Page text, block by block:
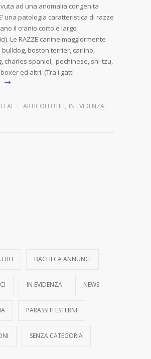
ad una anomalia congenita
una patologia caratteristica di razze
il cranio corto e largo
Le RAZZE canine maggiormente
bulldog, boston terrier, carlino,
charles spaniel, pechinese, shi-tzu,
ed altri. (Tra i gatti
ARTICOLI UTILI, IN EVIDENZA,
BACHECA ANNUNCI
IN EVIDENZA NEWS
PARASSITI ESTERNI
SENZA CATEGORIA